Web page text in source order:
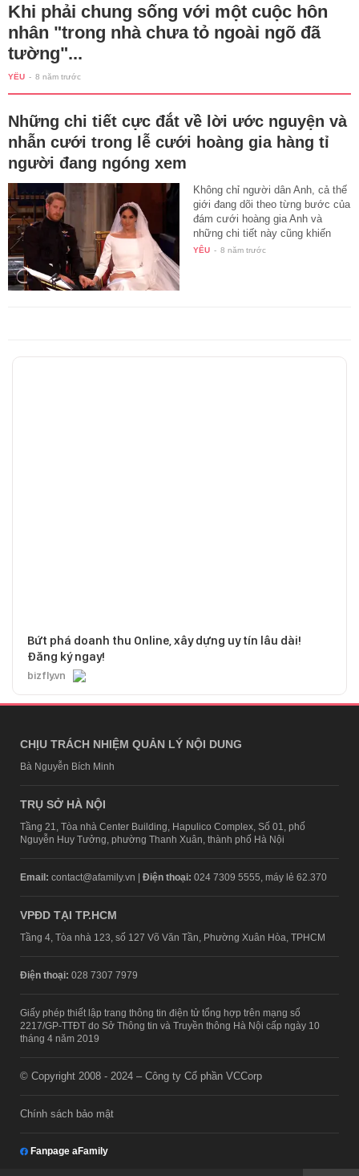
Khi phải chung sống với một cuộc hôn
nhân "trong nhà chưa tỏ ngoài ngõ đã
tường"...
YÊU - 8 năm trước
Những chi tiết cực đắt về lời ước nguyện và
nhẫn cưới trong lễ cưới hoàng gia hàng tỉ
người đang ngóng xem
Không chỉ người dân Anh, cả thế
giới đang dõi theo từng bước của
đám cưới hoàng gia Anh và
những chi tiết này cũng khiến
họ…
YÊU - 8 năm trước
Bứt phá doanh thu Online, xây dựng uy tín lâu dài!
Đăng ký ngay!
bizfly.vn
CHỊU TRÁCH NHIỆM QUẢN LÝ NỘI DUNG
Bà Nguyễn Bích Minh
TRỤ SỞ HÀ NỘI
Tầng 21, Tòa nhà Center Building, Hapulico Complex, Số 01, phố
Nguyễn Huy Tưởng, phường Thanh Xuân, thành phố Hà Nội
Email: contact@afamily.vn | Điện thoại: 024 7309 5555, máy lẻ 62.370
VPĐD TẠI TP.HCM
Tầng 4, Tòa nhà 123, số 127 Võ Văn Tần, Phường Xuân Hòa, TPHCM
Điện thoại: 028 7307 7979
Giấy phép thiết lập trang thông tin điện tử tổng hợp trên mạng số
2217/GP-TTĐT do Sở Thông tin và Truyền thông Hà Nội cấp ngày 10
tháng 4 năm 2019
© Copyright 2008 - 2024 – Công ty Cổ phần VCCorp
Chính sách bảo mật
Fanpage aFamily